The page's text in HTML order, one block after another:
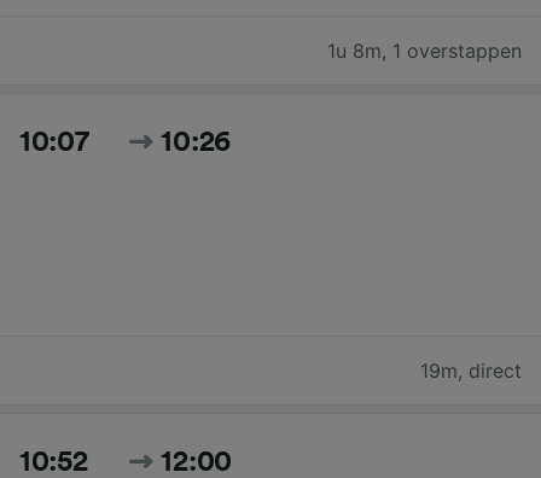
1u 8m, 1 overstappen
10:07 10:26
19m, direct
10:52 12:00